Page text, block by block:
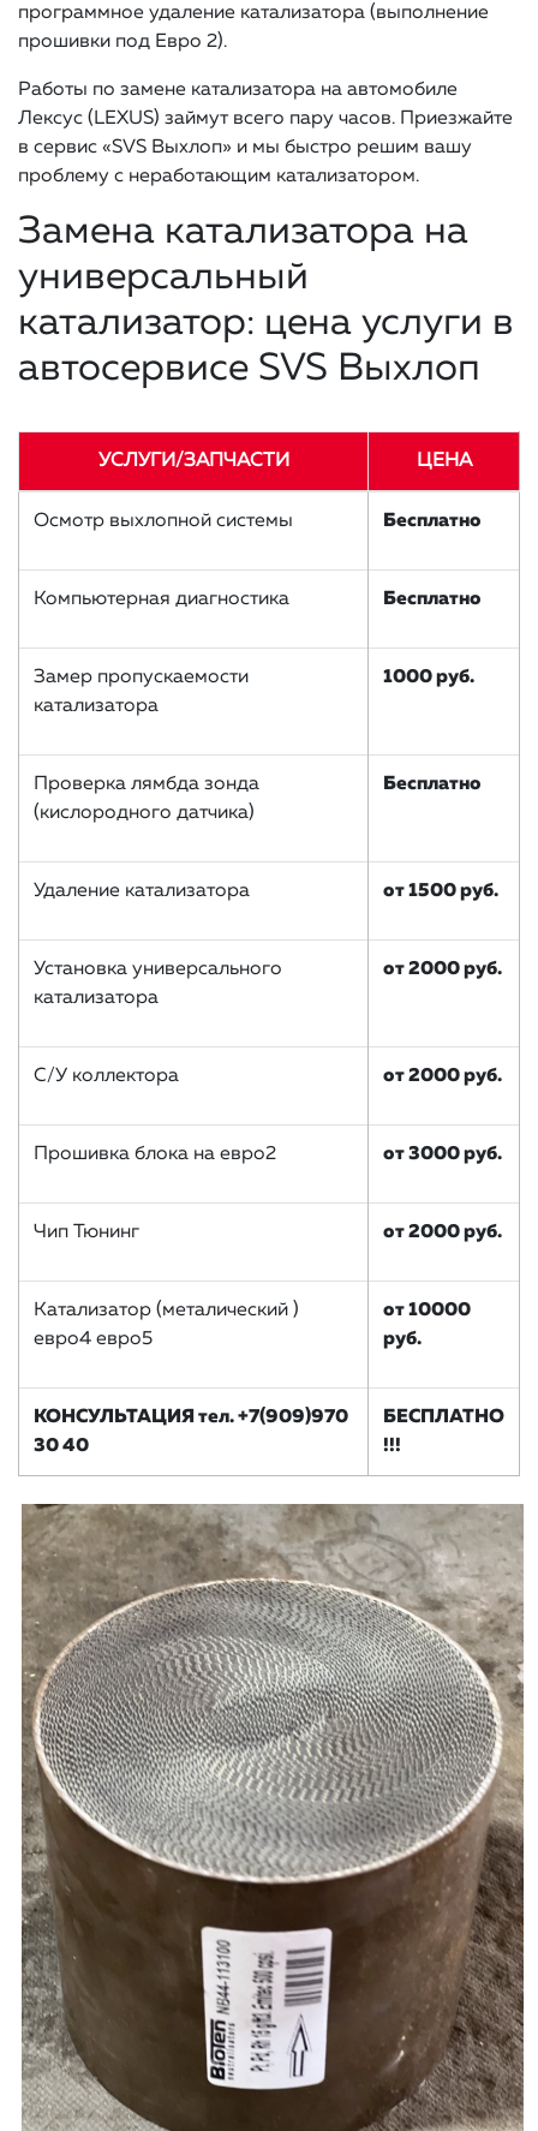
программное удаление катализатора (выполнение
прошивки под Евро 2).
Работы по замене катализатора на автомобиле
Лексус (LEXUS) займут всего пару часов. Приезжайте
в сервис «SVS Выхлоп» и мы быстро решим вашу
проблему с неработающим катализатором.
Замена катализатора на
универсальный
катализатор: цена услуги в
автосервисе SVS Выхлоп
УСЛУГИ/ЗАПЧАСТИ ЦЕНА
Осмотр выхлопной системы Бесплатно
Компьютерная диагностика Бесплатно
Замер пропускаемости
катализатора
1000 руб.
Проверка лямбда зонда
(кислородного датчика)
Бесплатно
Удаление катализатора от 1500 руб.
Установка универсального
катализатора
от 2000 руб.
С/У коллектора от 2000 руб.
Прошивка блока на евро2 от 3000 руб.
Чип Тюнинг от 2000 руб.
Катализатор (металический )
евро4 евро5
от 10000
руб.
КОНСУЛЬТАЦИЯ тел. +7(909)970
30 40
БЕСПЛАТНО
!!!